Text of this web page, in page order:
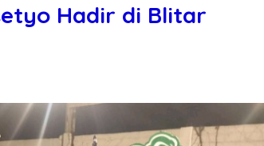
Hadir di Blitar